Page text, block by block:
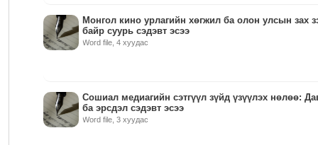
Монгол кино урлагийн хөгжил ба олон улсын зах
байр суурь сэдэвт эсээ
Word file, 4 хуудас
Сошиал медиагийн сэтгүүл зүйд үзүүлэх нөлөө:
ба эрсдэл сэдэвт эсээ
Word file, 3 хуудас